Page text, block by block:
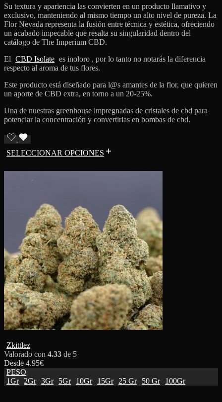
Su textura y apariencia las convierten en un producto llamativo y
exclusivo, manteniendo al mismo tiempo un alto nivel de pureza. La
Flor Nevada representa la fusión entre técnica y estética, ofreciendo
un acabado impecable que resalta su singularidad dentro del
catálogo de The Imperium CBD.
El CBD Isolate es inoloro , por lo tanto no notarás la diferencia
respecto al aroma de tus flores.
Este producto está diseñado para l@s amantes de la flor, que quieren
un aporte de CBD extra, en torno a un 20-25%.
Una de nuestras greenhouse impregnadas de cristales de cbd para
potenciar la concentración y convertirlas en bombas de cbd.
SELECCIONAR OPCIONES
Zkittlez
Valorado con 4.33 de 5
Desde 4.95€
PESO
1Gr
2Gr 3Gr 5Gr 10Gr 15Gr 25 Gr 50 Gr 100Gr